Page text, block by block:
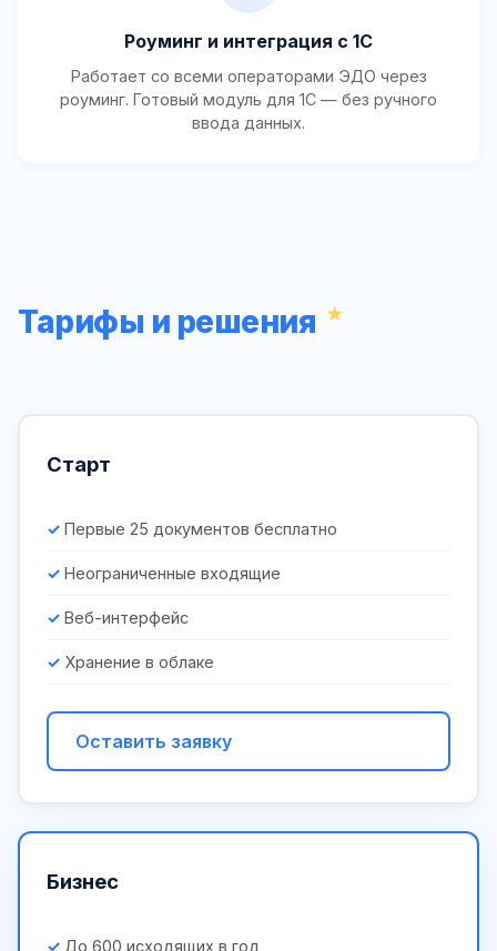
Роуминг и интеграция с 1С
Работает со всеми операторами ЭДО через
роуминг. Готовый модуль для 1С — без ручного
ввода данных.
Тарифы и решения
Старт
Первые 25 документов бесплатно
Неограниченные входящие
Веб-интерфейс
Хранение в облаке
Оставить заявку
Бизнес
До 600 исходящих в год